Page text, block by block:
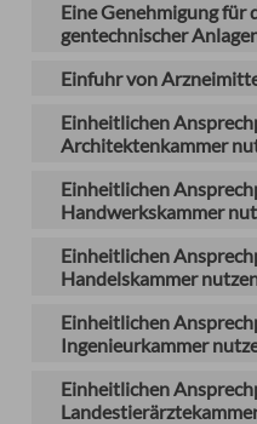
Eine Genehmigung für
gentechnischer
Einfuhr von
Einheitlichen
Architektenkammer
Einheitlichen
Handwerkskammer
Einheitlichen
Handelskammer
Einheitlichen
Ingenieurkammer
Einheitlichen